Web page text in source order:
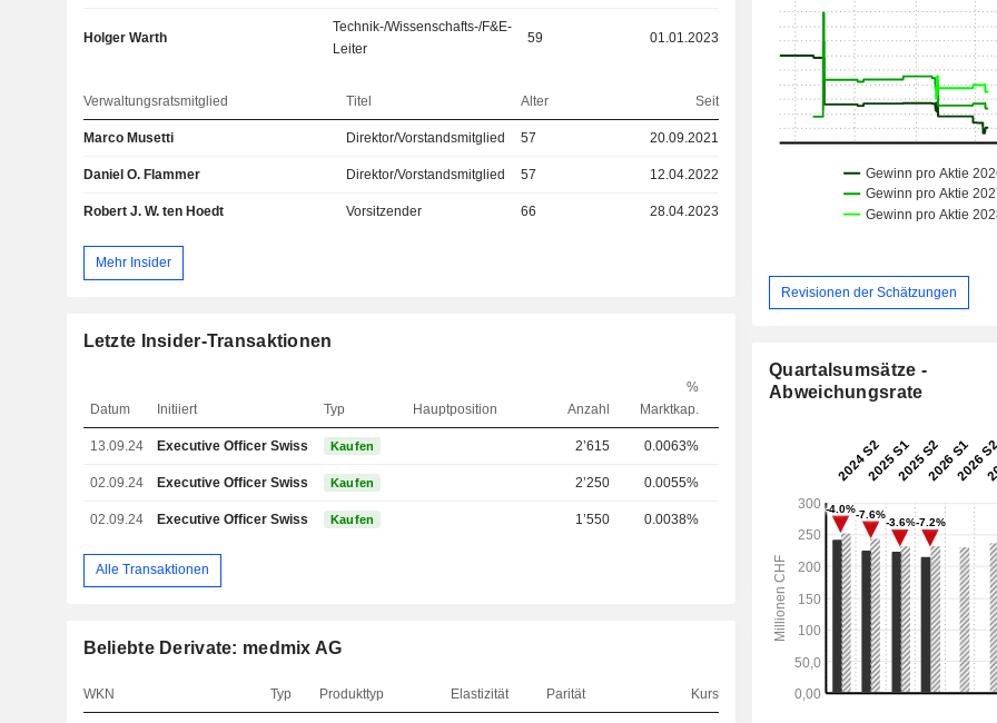
Holger Warth
Technik-/Wissenschafts-/F&E-
Leiter
59 01.01.2023
Verwaltungsratsmitglied Titel Alter Seit
Marco Musetti Direktor/Vorstandsmitglied 57 20.09.2021
Daniel O. Flammer Direktor/Vorstandsmitglied 57 12.04.2022
Robert J. W. ten Hoedt Vorsitzender 66 28.04.2023
Mehr Insider
Letzte Insider-Transaktionen
Datum Initiiert Typ Hauptposition Anzahl
%
Marktkap.
13.09.24 Executive Officer Swiss Kaufen 2’615 0.0063%
02.09.24 Executive Officer Swiss Kaufen 2’250 0.0055%
02.09.24 Executive Officer Swiss Kaufen 1’550 0.0038%
Alle Transaktionen
Beliebte Derivate: medmix AG
WKN Typ Produkttyp Elastizität Parität Kurs
Revisionen der Schätzungen
Quartalsumsätze -
Abweichungsrate